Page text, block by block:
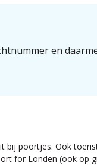
en
bij poortjes. Ook
for Londen (ook op